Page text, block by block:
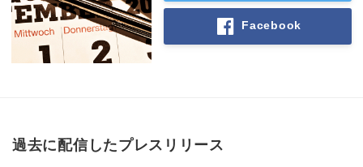
Facebook
過去に配信したプレスリリース